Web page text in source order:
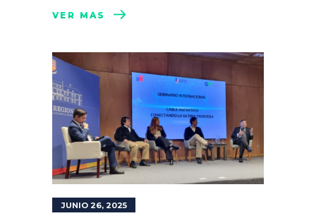
VER MÁS
JUNIO 26, 2025